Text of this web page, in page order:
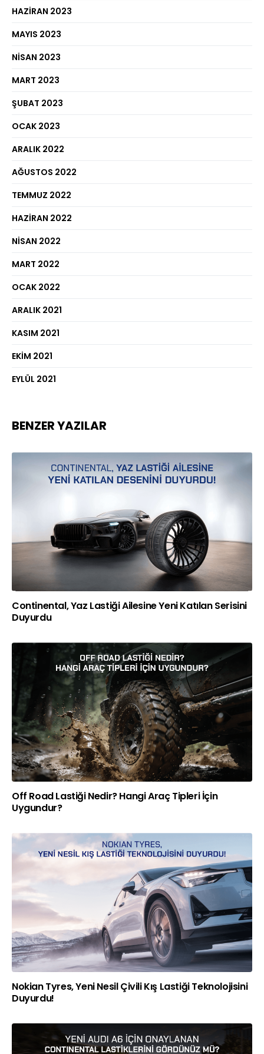
HAZIRAN 2023
MAYIS 2023
NISAN 2023
MART 2023
ŞUBAT 2023
OCAK 2023
ARALIK 2022
AĞUSTOS 2022
TEMMUZ 2022
HAZIRAN 2022
NISAN 2022
MART 2022
OCAK 2022
ARALIK 2021
KASIM 2021
EKIM 2021
EYLÜL 2021
BENZER YAZILAR
Continental, Yaz Lastiği Ailesine Yeni Katılan Serisini
Duyurdu
Off Road Lastiği Nedir? Hangi Araç Tipleri İçin
Uygundur?
Nokian Tyres, Yeni Nesil Çivili Kış Lastiği Teknolojisini
Duyurdu!